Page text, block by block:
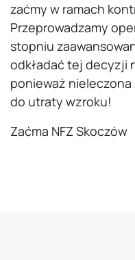
zaćmy w ramach
Przeprowadzamy
stopniu
odkładać tej decyzji
ponieważ
do utraty wzroku!
Zaćma NFZ Skoczów